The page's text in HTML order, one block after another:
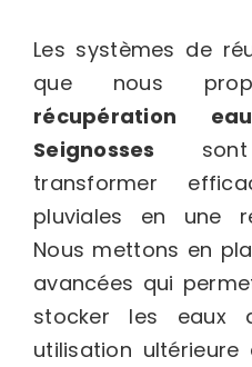
Les systèmes de
que nous
récupération
Seignosses sont
transformer
pluviales en une
Nous mettons en
avancées qui
stocker les eaux
utilisation